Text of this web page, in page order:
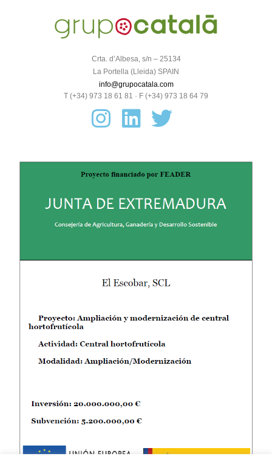
Crta. d’Albesa, s/n – 25134
La Portella (Lleida) SPAIN
info@grupocatala.com
T (+34) 973 18 61 81 · F (+34) 973 18 64 79